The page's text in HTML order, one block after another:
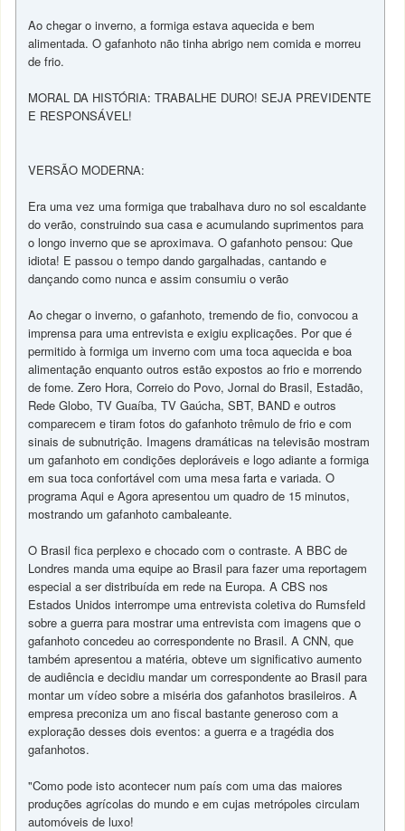
Ao chegar o inverno, a formiga estava aquecida e bem
alimentada. O gafanhoto não tinha abrigo nem comida e morreu
de frio.
MORAL DA HISTÓRIA: TRABALHE DURO! SEJA PREVIDENTE
E RESPONSÁVEL!
VERSÃO MODERNA:
Era uma vez uma formiga que trabalhava duro no sol escaldante
do verão, construindo sua casa e acumulando suprimentos para
o longo inverno que se aproximava. O gafanhoto pensou: Que
idiota! E passou o tempo dando gargalhadas, cantando e
dançando como nunca e assim consumiu o verão
Ao chegar o inverno, o gafanhoto, tremendo de fio, convocou a
imprensa para uma entrevista e exigiu explicações. Por que é
permitido à formiga um inverno com uma toca aquecida e boa
alimentação enquanto outros estão expostos ao frio e morrendo
de fome. Zero Hora, Correio do Povo, Jornal do Brasil, Estadão,
Rede Globo, TV Guaíba, TV Gaúcha, SBT, BAND e outros
comparecem e tiram fotos do gafanhoto trêmulo de frio e com
sinais de subnutrição. Imagens dramáticas na televisão mostram
um gafanhoto em condições deploráveis e logo adiante a formiga
em sua toca confortável com uma mesa farta e variada. O
programa Aqui e Agora apresentou um quadro de 15 minutos,
mostrando um gafanhoto cambaleante.
O Brasil fica perplexo e chocado com o contraste. A BBC de
Londres manda uma equipe ao Brasil para fazer uma reportagem
especial a ser distribuída em rede na Europa. A CBS nos
Estados Unidos interrompe uma entrevista coletiva do Rumsfeld
sobre a guerra para mostrar uma entrevista com imagens que o
gafanhoto concedeu ao correspondente no Brasil. A CNN, que
também apresentou a matéria, obteve um significativo aumento
de audiência e decidiu mandar um correspondente ao Brasil para
montar um vídeo sobre a miséria dos gafanhotos brasileiros. A
empresa preconiza um ano fiscal bastante generoso com a
exploração desses dois eventos: a guerra e a tragédia dos
gafanhotos.
"Como pode isto acontecer num país com uma das maiores
produções agrícolas do mundo e em cujas metrópoles circulam
automóveis de luxo!